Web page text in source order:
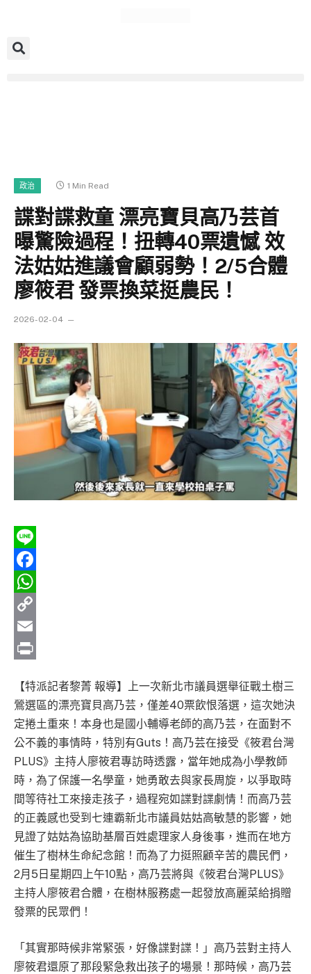
政治 1 Min Read
諜對諜救童 漂亮寶貝高乃芸首
曝驚險過程！扭轉40票遺憾 效
法姑姑進議會顧弱勢！2/5合體
廖筱君 發票換菜挺農民！
2026-02-04
Line
Facebook
WhatsApp
Copy
Link
Email
【特派記者黎菁 報導】上一次新北市議員選舉征戰土樹三
鶯選區的漂亮寶貝高乃芸，僅差40票飲恨落選，這次她決
定捲土重來！本身也是國小輔導老師的高乃芸，在面對不
公不義的事情時，特別有Guts！高乃芸在接受《筱君台灣
PLUS》主持人廖筱君專訪時透露，當年她成為小學教師
時，為了保護一名學童，她勇敢去與家長周旋，以爭取時
間等待社工來接走孩子，過程宛如諜對諜劇情！而高乃芸
的正義感也受到七連霸新北市議員姑姑高敏慧的影響，她
見證了姑姑為協助基層百姓處理家人身後事，進而在地方
催生了樹林生命紀念館！而為了力挺照顧辛苦的農民們，
2月5日星期四上午10點，高乃芸將與《筱君台灣PLUS》
主持人廖筱君合體，在樹林服務處一起發放高麗菜給捐贈
發票的民眾們！
「其實那時候非常緊張，好像諜對諜！」高乃芸對主持人
廖筱君還原了那段緊急救出孩子的場景！那時候，高乃芸